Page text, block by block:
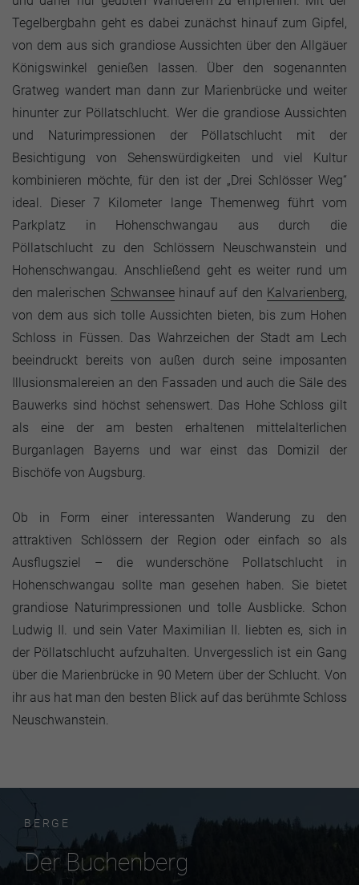
Tegelbergbahn geht es dabei zunächst hinauf zum Gipfel,
von dem aus sich grandiose Aussichten über den Allgäuer
Königswinkel genießen lassen. Über den sogenannten
Gratweg wandert man dann zur Marienbrücke und weiter
hinunter zur Pöllatschlucht. Wer die grandiose Aussichten
und Naturimpressionen der Pöllatschlucht mit der
Besichtigung von Sehenswürdigkeiten und viel Kultur
kombinieren möchte, für den ist der „Drei Schlösser Weg“
ideal. Dieser 7 Kilometer lange Themenweg führt vom
Parkplatz in Hohenschwangau aus durch die
Pöllatschlucht zu den Schlössern Neuschwanstein und
Hohenschwangau. Anschließend geht es weiter rund um
den malerischen Schwanseehinauf auf den Kalvarienberg,
von dem aus sich tolle Aussichten bieten, bis zum Hohen
Schloss in Füssen. Das Wahrzeichen der Stadt am Lech
beeindruckt bereits von außen durch seine imposanten
Illusionsmalereien an den Fassaden und auch die Säle des
Bauwerks sind höchst sehenswert. Das Hohe Schloss gilt
als eine der am besten erhaltenen mittelalterlichen
Burganlagen Bayerns und war einst das Domizil der
Bischöfe von Augsburg.
Ob in Form einer interessanten Wanderung zu den
attraktiven Schlössern der Region oder einfach so als
Ausflugsziel – die wunderschöne Pollatschlucht in
Hohenschwangau sollte man gesehen haben. Sie bietet
grandiose Naturimpressionen und tolle Ausblicke. Schon
Ludwig II. und sein Vater Maximilian II. liebten es, sich in
der Pöllatschlucht aufzuhalten. Unvergesslich ist ein Gang
über die Marienbrücke in 90 Metern über der Schlucht. Von
ihr aus hat man den besten Blick auf das berühmte Schloss
Neuschwanstein.
BERGE
Der Buchenberg